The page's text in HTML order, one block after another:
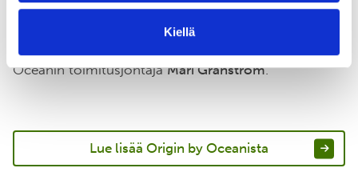
Kiellä
hyödyntäminen kestävään kaupalliseen toimintaan
on uutta ja on tärkeää, että tämä tehdään alusta
pitäen oikein ja läpinäkyvästi,” sanoo Origin by
Oceanin toimitusjohtajaMari Granström.
Lue lisää Origin by Oceanista